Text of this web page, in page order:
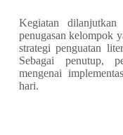
Kegiatan
penugasan kelompok
strategi penguatan
Sebagai penutup,
mengenai
hari.